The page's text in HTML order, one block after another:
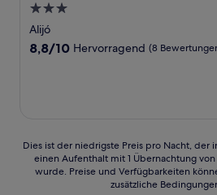
3.0-
Sterne-
Unterkunft
Alijó
8.8
8,8/10 Hervorragend (8
Dies
der
Dies ist der niedrigste Preis pro Nacht, der
einen Aufenthalt mit 1 Übernachtung
wurde. Preise und Verfügbarkeiten
zusätzliche